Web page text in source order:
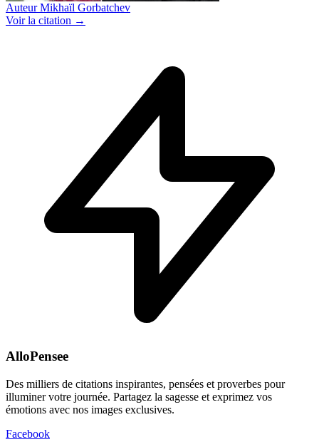
Auteur Mikhaïl Gorbatchev
Voirla citation →
AlloPensee
Des milliers de citations inspirantes, pensées et proverbes pour
illuminer votre journée. Partagez la sagesse et exprimez vos
émotions avec nos images exclusives.
Facebook